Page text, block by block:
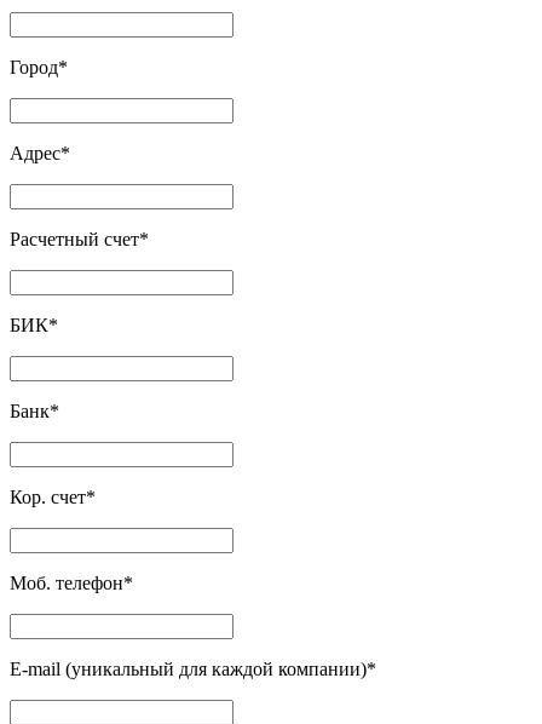
Город*
Адрес*
Расчетный счет*
БИК*
Банк*
Кор. счет*
Моб. телефон*
E-mail (уникальный для каждой компании)*